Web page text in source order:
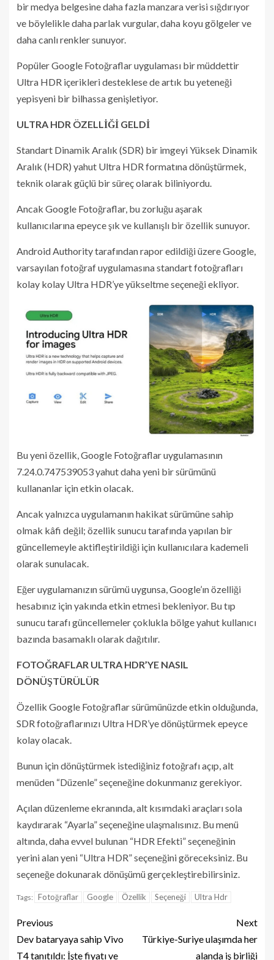
bir medya belgesine daha fazla manzara verisi sığdırıyor
ve böylelikle daha parlak vurgular, daha koyu gölgeler ve
daha canlı renkler sunuyor.
Popüler Google Fotoğraflar uygulaması bir müddettir
Ultra HDR içerikleri desteklese de artık bu yeteneği
yepisyeni bir bilhassa genişletiyor.
ULTRA HDR ÖZELLİĞİ GELDİ
Standart Dinamik Aralık (SDR) bir imgeyi Yüksek Dinamik
Aralık (HDR) yahut Ultra HDR formatına dönüştürmek,
teknik olarak güçlü bir süreç olarak biliniyordu.
Ancak Google Fotoğraflar, bu zorluğu aşarak
kullanıcılarına epeyce şık ve kullanışlı bir özellik sunuyor.
Android Authority tarafından rapor edildiği üzere Google,
varsayılan fotoğraf uygulamasına standart fotoğrafları
kolay kolay Ultra HDR’ye yükseltme seçeneği ekliyor.
Bu yeni özellik, Google Fotoğraflar uygulamasının
7.24.0.747539053 yahut daha yeni bir sürümünü
kullananlar için etkin olacak.
Ancak yalnızca uygulamanın hakikat sürümüne sahip
olmak kâfi değil; özellik sunucu tarafında yapılan bir
güncellemeyle aktifleştirildiği için kullanıcılara kademeli
olarak sunulacak.
Eğer uygulamanızın sürümü uygunsa, Google’ın özelliği
hesabınız için yakında etkin etmesi bekleniyor. Bu tıp
sunucu tarafı güncellemeler çoklukla bölge yahut kullanıcı
bazında basamaklı olarak dağıtılır.
FOTOĞRAFLAR ULTRA HDR’YE NASIL
DÖNÜŞTÜRÜLÜR
Özellik Google Fotoğraflar sürümünüzde etkin olduğunda,
SDR fotoğraflarınızı Ultra HDR’ye dönüştürmek epeyce
kolay olacak.
Bunun için dönüştürmek istediğiniz fotoğrafı açıp, alt
menüden “Düzenle” seçeneğine dokunmanız gerekiyor.
Açılan düzenleme ekranında, alt kısımdaki araçları sola
kaydırarak “Ayarla” seçeneğine ulaşmalısınız. Bu menü
altında, daha evvel bulunan “HDR Efekti” seçeneğinin
yerini alan yeni “Ultra HDR” seçeneğini göreceksiniz. Bu
seçeneğe dokunarak dönüşümü gerçekleştirebilirsiniz.
Tags: Fotoğraflar Google Özellik Seçeneği Ultra Hdr
Previous
Dev bataryaya sahip Vivo
T4 tanıtıldı: İşte fiyatı ve
Next
Türkiye-Suriye ulaşımda her
alanda iş birliği